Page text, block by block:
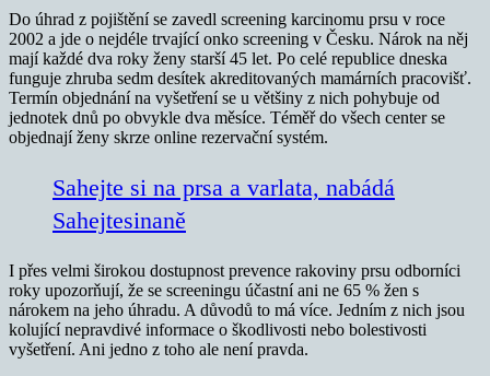
Do úhrad z pojištění se zavedl screening karcinomu prsu v roce
2002 a jde o nejdéle trvající onko screening v Česku. Nárok na něj
mají každé dva roky ženy starší 45 let. Po celé republice dneska
funguje zhruba sedm desítek akreditovaných mamárních pracovišť.
Termín objednání na vyšetření se u většiny z nich pohybuje od
jednotek dnů po obvykle dva měsíce. Téměř do všech center se
objednají ženy skrze online rezervační systém.
Sahejte si na prsa a varlata, nabádá
Sahejtesinaně
I přes velmi širokou dostupnost prevence rakoviny prsu odborníci
roky upozorňují, že se screeningu účastní ani ne 65 % žen s
nárokem na jeho úhradu. A důvodů to má více. Jedním z nich jsou
kolující nepravdivé informace o škodlivosti nebo bolestivosti
vyšetření. Ani jedno z toho ale není pravda.